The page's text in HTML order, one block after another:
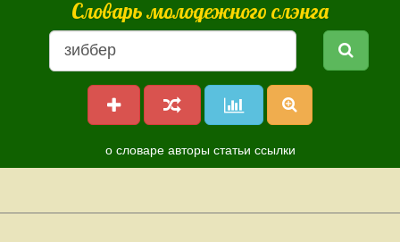
Словарь молодежного слэнга
о словаре авторы статьи ссылки